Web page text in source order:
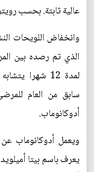
عالية ثابتة. بحسب
وانخفاض اللويحات
الذي تم رصده بين
لمدة 12 شهرا
سابق من العام
أدوكانوماب.
ويعمل أدوكانوماب
يعرف باسم بيتا